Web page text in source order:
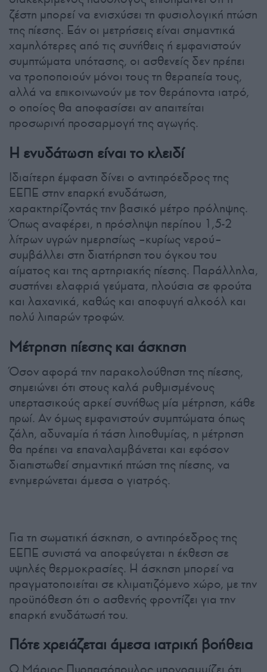
ζέστη μπορεί να ενισχύσει τη φυσιολογική πτώση
της πίεσης. Εάν οι μετρήσεις είναι σημαντικά
χαμηλότερες από τις συνήθεις ή εμφανιστούν
συμπτώματα υπότασης, οι ασθενείς δεν πρέπει
να τροποποιούν μόνοι τους τη θεραπεία τους,
αλλά να επικοινωνούν με τον θεράποντα ιατρό,
ο οποίος θα αποφασίσει αν απαιτείται
προσωρινή προσαρμογή της αγωγής.
Η ενυδάτωση είναι το κλειδί
Ιδιαίτερη έμφαση δίνει ο αντιπρόεδρος της
ΕΕΠΕ στην επαρκή ενυδάτωση,
χαρακτηρίζοντάς την βασικό μέτρο πρόληψης.
Όπως αναφέρει, η πρόσληψη περίπου 1,5-2
λίτρων υγρών ημερησίως –κυρίως νερού–
συμβάλλει στη διατήρηση του όγκου του
αίματος και της αρτηριακής πίεσης. Παράλληλα,
συστήνει ελαφριά γεύματα, πλούσια σε φρούτα
και λαχανικά, καθώς και αποφυγή αλκοόλ και
πολύ λιπαρών τροφών.
Μέτρηση πίεσης και άσκηση
Όσον αφορά την παρακολούθηση της πίεσης,
σημειώνει ότι στους καλά ρυθμισμένους
υπερτασικούς αρκεί συνήθως μία μέτρηση, κάθε
πρωί. Αν όμως εμφανιστούν συμπτώματα όπως
ζάλη, αδυναμία ή τάση λιποθυμίας, η μέτρηση
θα πρέπει να επαναλαμβάνεται και εφόσον
διαπιστωθεί σημαντική πτώση της πίεσης, να
ενημερώνεται άμεσα ο γιατρός.
Για τη σωματική άσκηση, ο αντιπρόεδρος της
ΕΕΠΕ συνιστά να αποφεύγεται η έκθεση σε
υψηλές θερμοκρασίες. Η άσκηση μπορεί να
πραγματοποιείται σε κλιματιζόμενο χώρο, με την
προϋπόθεση ότι ο ασθενής φροντίζει για την
επαρκή ενυδάτωσή του.
Πότε χρειάζεται άμεσα ιατρική βοήθεια
Ο Μάριος Πυρπασόπουλος υπογραμμίζει ότι